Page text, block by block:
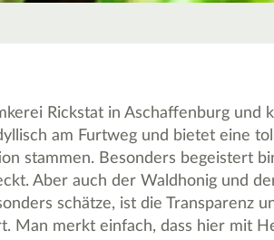
Rickstat in Aschaffenburg und
am Furtweg und bietet eine
stammen. Besonders begeistert
Aber auch der Waldhonig und
schätze, ist die Transparenz
Man merkt einfach, dass hier mit